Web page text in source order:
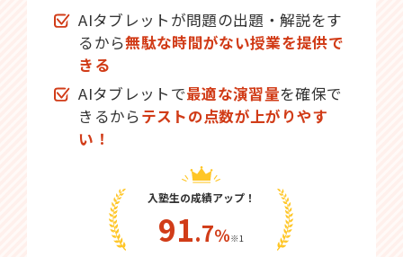
AIタブレットが問題の出題・解説をす
るから無駄な時間がない授業を提供で
きる
AIタブレットで最適な演習量を確保で
きるからテストの点数が上がりやす
い！
入塾生の成績アップ！
91.7％※1